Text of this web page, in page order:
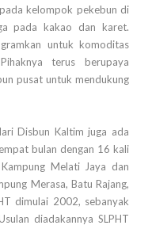
kelompok pekebun di
pada kakao dan karet.
untuk komoditas
terus berupaya
pusat untuk mendukung
Disbun Kaltim juga ada
bulan dengan 16 kali
Melati Jaya dan
Merasa, Batu Rajang,
dimulai 2002, sebanyak
diadakannya SLPHT